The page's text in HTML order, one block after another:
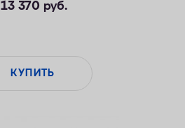
13 370 руб.
КУПИТЬ